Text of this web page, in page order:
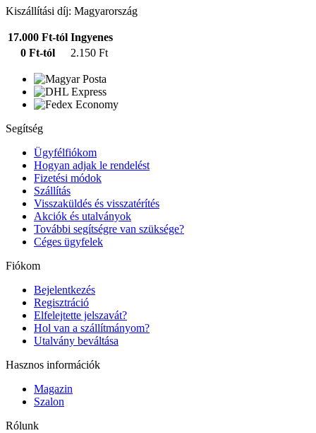
Kiszállítási díj: Magyarország
17.000 Ft-tól Ingyenes
0 Ft-tól
2.150 Ft
Segítség
Ügyfélfiókom
Hogyan adjak le rendelést
Fizetési módok
Szállítás
Visszaküldés és visszatérítés
Akciók és utalványok
További segítségre van szüksége?
Céges ügyfelek
Fiókom
Bejelentkezés
Regisztráció
Elfelejtette jelszavát?
Hol van a szállítmányom?
Utalvány beváltása
Hasznos információk
Magazin
Szalon
Rólunk